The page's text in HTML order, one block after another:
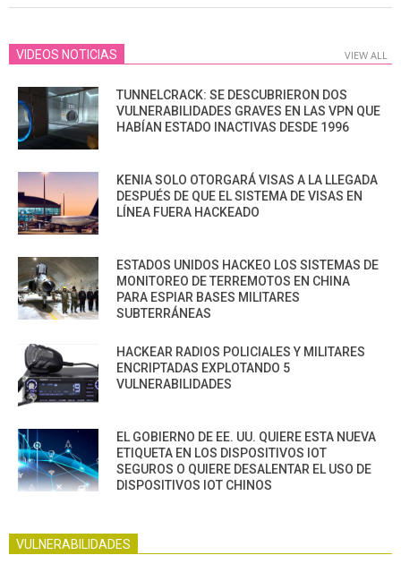
VIDEOS NOTICIAS VIEW ALL
TUNNELCRACK: SE DESCUBRIERON DOS
VULNERABILIDADES GRAVES EN LAS VPN QUE
HABÍAN ESTADO INACTIVAS DESDE 1996
KENIA SOLO OTORGARÁ VISAS A LA LLEGADA
DESPUÉS DE QUE EL SISTEMA DE VISAS EN
LÍNEA FUERA HACKEADO
ESTADOS UNIDOS HACKEO LOS SISTEMAS DE
MONITOREO DE TERREMOTOS EN CHINA
PARA ESPIAR BASES MILITARES
SUBTERRÁNEAS
HACKEAR RADIOS POLICIALES Y MILITARES
ENCRIPTADAS EXPLOTANDO 5
VULNERABILIDADES
EL GOBIERNO DE EE. UU. QUIERE ESTA NUEVA
ETIQUETA EN LOS DISPOSITIVOS IOT
SEGUROS O QUIERE DESALENTAR EL USO DE
DISPOSITIVOS IOT CHINOS
VULNERABILIDADES